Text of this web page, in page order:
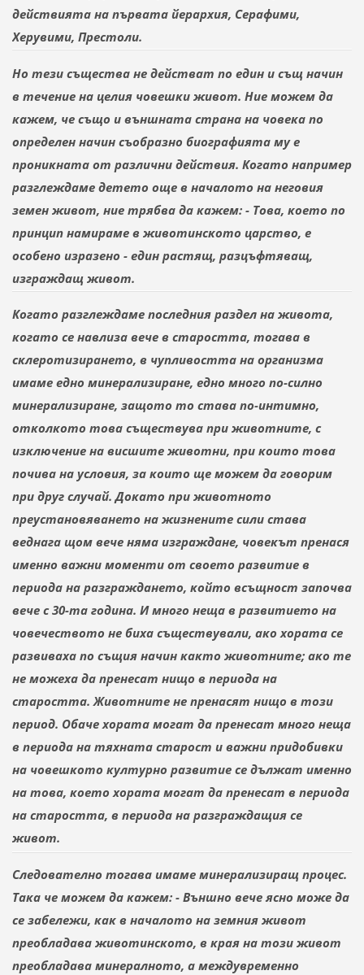
действията на първата йерархия, Серафими,
Херувими, Престоли.
Но тези същества не действат по един и същ начин
в течение на целия човешки живот. Ние можем да
кажем, че също и външната страна на човека по
определен начин съобразно биографията муе
проникната от различни действия. Когато например
разглеждаме детето още в началото на неговия
земен живот, ние трябва да кажем: - Това, което по
принцип намираме в животинското царство, е
особено изразено - един растящ, разцъфтяващ,
изграждащ живот.
Когато разглеждаме последния раздел на живота,
когато се навлиза вече в старостта, тогава в
склеротизирането, в чупливостта на организма
имаме едно минерализиране, едно много по-силно
минерализиране, защото то става по-интимно,
отколкото това съществува при животните, с
изключение на висшите животни, при които това
почива на условия, за които ще можем да говорим
при друг случай. Докато при животното
преустановяването на жизнените сили става
веднага щом вече няма изграждане, човекът пренася
именно важни моменти от своето развитие в
периода на разграждането, който всъщност започва
вече с 30-та година. И много неща в развитието на
човечеството не биха съществували, ако хората се
развиваха по същия начин както животните; ако те
не можеха да пренесат нищо в периода на
старостта. Животните не пренасят нищо в този
период. Обаче хората могат да пренесат много неща
в периода на тяхната старост и важни придобивки
на човешкото културно развитие се дължат именно
на това, което хората могат да пренесат в периода
на старостта, в периода на разграждащия се
живот.
Следователно тогава имаме минерализиращ процес.
Така че можем да кажем: - Външно вече ясно може да
се забележи, как в началото на земния живот
преобладава животинското, в края на този живот
преобладава минералното, а междувременно